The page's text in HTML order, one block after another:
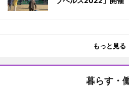
もっと見る
暮らす・